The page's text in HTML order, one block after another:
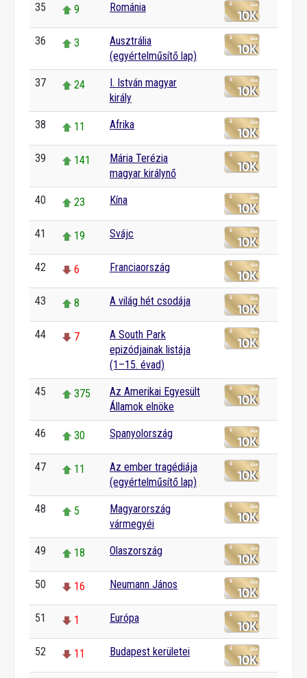
35 9 Románia
36 3
Ausztrália
(egyértelműsítő lap)
37 24
I. István magyar
király
38 11 Afrika
39 141
Mária Terézia
magyar királynő
40 23 Kína
41 19 Svájc
42 6 Franciaország
43 8 A világ hét csodája
44 7
A South Park
epizódjainak listája
(1–15. évad)
45 375
Az Amerikai Egyesült
Államok elnöke
46 30 Spanyolország
47 11
Az ember tragédiája
(egyértelműsítő lap)
48 5
Magyarország
vármegyéi
49 18 Olaszország
50 16 Neumann János
51 1 Európa
52 11 Budapest kerületei